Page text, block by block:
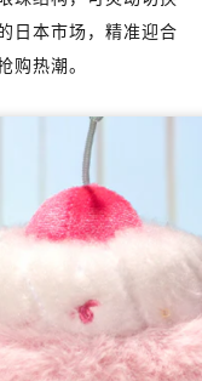
日本市场，精准迎合
购热潮。